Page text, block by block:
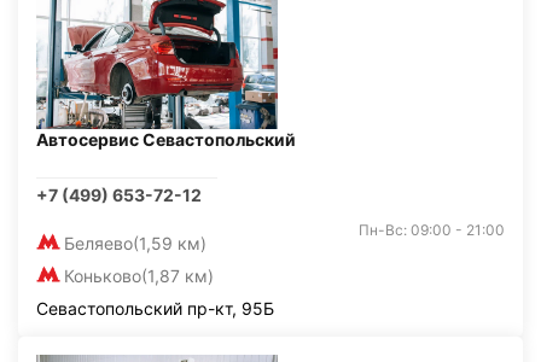
Автосервис Севастопольский
+7 (499) 653-72-12
Беляево(1,59 км)
Коньково(1,87 км)
Пн-Вс: 09:00 - 21:00
Севастопольский пр-кт, 95Б